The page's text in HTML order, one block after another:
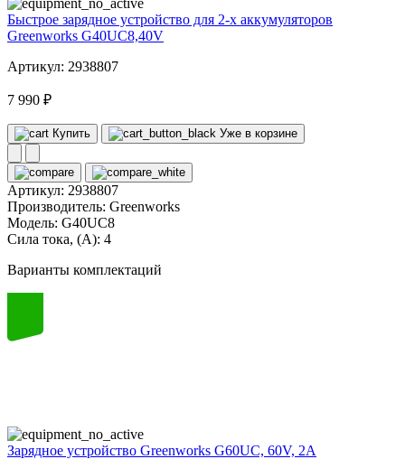
Быстрое зарядное устройство для 2-х аккумуляторов
Greenworks G40UC8,40V
Артикул: 2938807
7 990 ₽
Купить Уже в корзине
Артикул: 2938807
Производитель: Greenworks
Модель: G40UC8
Сила тока, (А): 4
Варианты комплектаций
Зарядное устройство Greenworks G60UC, 60V, 2А